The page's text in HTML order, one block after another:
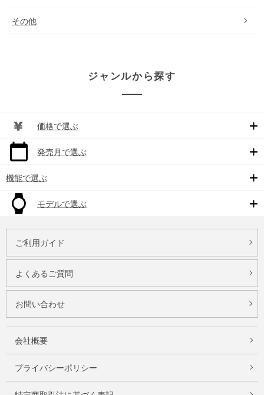
その他
ジャンルから探す
価格で選ぶ
発売月で選ぶ
機能で選ぶ
モデルで選ぶ
ご利用ガイド
よくあるご質問
お問い合わせ
会社概要
プライバシーポリシー